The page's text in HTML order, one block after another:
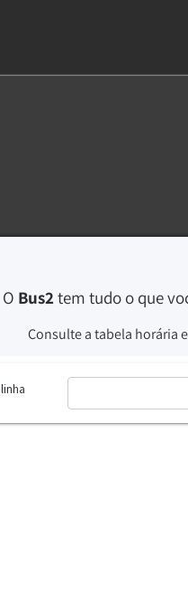
O Bus2 tem tudo o que
Consulte a tabela horária